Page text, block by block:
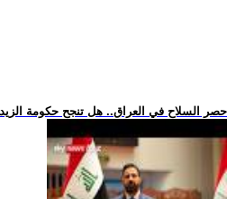
.. حصر السلاح في العراق.. هل تنجح حكومة